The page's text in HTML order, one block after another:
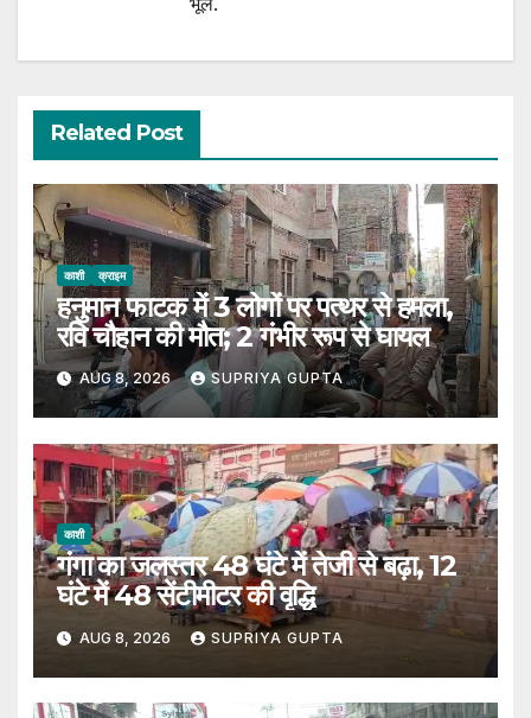
Related Post
काशी क्राइम
हनुमान फाटक में 3 लोगों पर पत्थर से हमला,
रवि चौहान की मौत; 2 गंभीर रूप से घायल
AUG 8, 2026 SUPRIYA GUPTA
काशी
गंगा का जलस्तर 48 घंटे में तेजी से बढ़ा, 12
घंटे में 48 सेंटीमीटर की वृद्धि
AUG 8, 2026 SUPRIYA GUPTA